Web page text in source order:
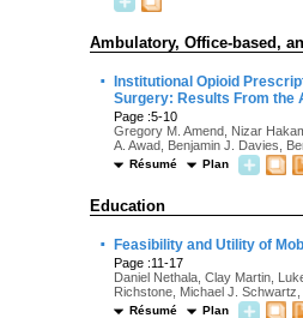
Ambulatory, Office-based,
·
Institutional Opioid
Surgery: Results From the
Page :5-10
Gregory M. Amend, Nizar
A. Awad, Benjamin J. Davies,
Résumé Plan
Education
· Feasibility and Utility of
Page :11-17
Daniel Nethala, Clay Martin,
Richstone, Michael J.
Résumé Plan